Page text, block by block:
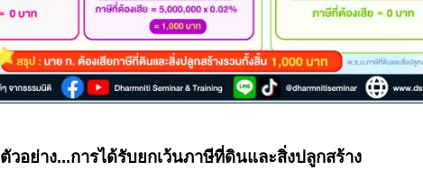
ตัวอย่าง...การได้รับยกเว้นภาษีที่ดินและสิ่งปลูกสร้าง